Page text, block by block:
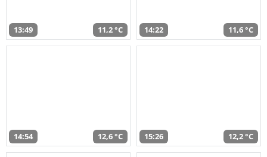
13:49 11,2 °C 14:22 11,6 °C
14:54 12,6 °C 15:26 12,2 °C